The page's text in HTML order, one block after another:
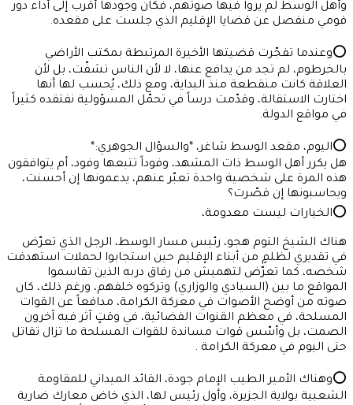
وأهل الوسط لم يروا فيها صوتهم، فكان وجودها أقرب إلى أداء دور
قومي منفصل عن قضايا الإقليم الذي جلست على مقعده.
⭕وعندما تفجّرت قضيتها الأخيرة المرتبطة بمكتب الأراضي
بالخرطوم، لم تجد من يدافع عنها، لا لأن الناس تشفّت، بل لأن
العلاقة كانت منقطعة منذ البداية، ومع ذلك، يُحسب لها أنها
اختارت الاستقالة، وقدّمت درساً في تحمّل المسؤولية نفتقده كثيراً
في مواقع الدولة.
⭕اليوم، مقعد الوسط شاغر، *والسؤال الجوهري:*
هل يكرر أهل الوسط ذات المشهد، وفوداً تتبعها وفود، أم يتوافقون
هذه المرة على شخصية واحدة تعبّر عنهم، يدعمونها إن أحسنت،
ويحاسبونها إن قصّرت؟
⭕الخيارات ليست معدومة،
هناك الشيخ التوم هجو، رئيس مسار الوسط، الرجل الذي تعرّض
في تقديري لظلمٍ من أبناء الإقليم حين استجابوا لحملات استهدفت
شخصه، كما تعرّض لتهميش من رفاق دربه الذين تقاسموا
المواقع ما بين (السيادي والوزاري) وتركوه خلفهم، ورغم ذلك، كان
صوته من أوضح الأصوات في معركة الكرامة، مدافعاً عن القوات
المسلحة، في معظم القنوات الفضائية، في وقتٍ آثر فيه آخرون
الصمت، بل وأسّس قوات مساندة للقوات المسلحة ما تزال تقاتل
حتى اليوم في معركة الكرامة .
⭕وهناك الأمير الطيب الإمام جودة، القائد الميداني للمقاومة
الشعبية بولاية الجزيرة، وأول رئيس لها، الذي خاض معارك ضارية